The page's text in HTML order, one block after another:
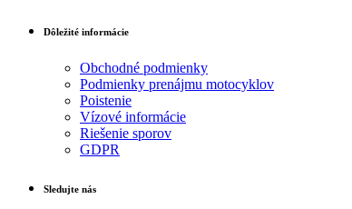
Dôležité informácie
Obchodné podmienky
Podmienky prenájmu motocyklov
Poistenie
Vízové informácie
Riešenie sporov
GDPR
Sledujte nás